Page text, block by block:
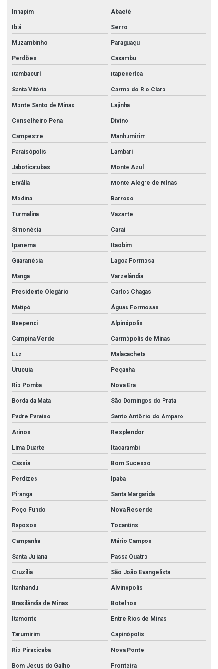
Inhapim Abaeté
Ibiá Serro
Muzambinho Paraguaçu
Perdões Caxambu
Itambacuri Itapecerica
Santa Vitória Carmo do Rio Claro
Monte Santo de Minas Lajinha
Conselheiro Pena Divino
Campestre Manhumirim
Paraisópolis Lambari
Jaboticatubas Monte Azul
Ervália Monte Alegre de Minas
Medina Barroso
Turmalina Vazante
Simonésia Caraí
Ipanema Itaobim
Guaranésia Lagoa Formosa
Manga Varzelândia
Presidente Olegário Carlos Chagas
Matipó Águas Formosas
Baependi Alpinópolis
Campina Verde Carmópolis de Minas
Luz Malacacheta
Urucuia Peçanha
Rio Pomba Nova Era
Borda da Mata São Domingos do Prata
Padre Paraíso Santo Antônio do Amparo
Arinos Resplendor
Lima Duarte Itacarambi
Cássia Bom Sucesso
Perdizes Ipaba
Piranga Santa Margarida
Poço Fundo Nova Resende
Raposos Tocantins
Campanha Mário Campos
Santa Juliana Passa Quatro
Cruzília São João Evangelista
Itanhandu Alvinópolis
Brasilândia de Minas Botelhos
Itamonte Entre Rios de Minas
Tarumirim Capinópolis
Rio Piracicaba Nova Ponte
Bom Jesus do Galho Fronteira